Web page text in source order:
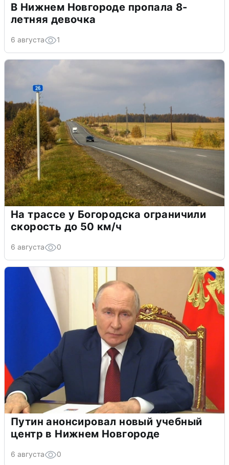
В Нижнем Новгороде пропала 8-
летняя девочка
6 августа 1
На трассе у Богородска ограничили
скорость до 50 км/ч
6 августа 0
Путин анонсировал новый учебный
центр в Нижнем Новгороде
6 августа 0